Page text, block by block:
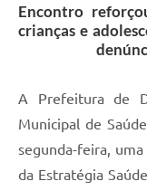
Encontro
crianças e
A Prefeitura de
Municipal de
segunda-feira,
da Estratégia